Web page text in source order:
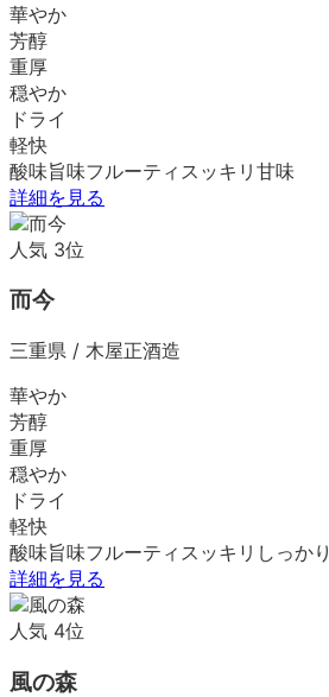
華やか
芳醇
重厚
穏やか
ドライ
軽快
酸味旨味フルーティ スッキリ 甘味
詳細を見る
人気 3位
而今
三重県 / 木屋正酒造
華やか
芳醇
重厚
穏やか
ドライ
軽快
酸味旨味フルーティ スッキリ しっかり
詳細を見る
人気 4位
風の森